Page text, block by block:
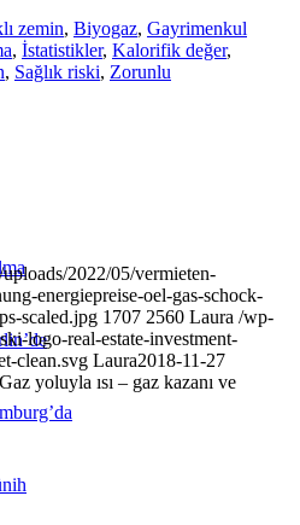
zemin, Biyogaz, Gayrimenkul
, İstatistikler, Kalorifik değer,
, Sağlık riski, Zorunlu
2022/05/vermieten-
energiepreise-oel-gas-schock-
scaled.jpg 1707 2560 Laura /wp-
logo-real-estate-investment-
clean.svg Laura2018-11-27
Gaz yoluyla ısı – gaz kazanı ve